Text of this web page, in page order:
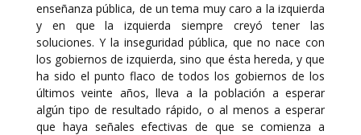
enseñanza pública, de un tema muy caro a la izquierda
y en que la izquierda siempre creyó tener las
soluciones. Y la inseguridad pública, que no nace con
los gobiernos de izquierda, sino que ésta hereda, y que
ha sido el punto flaco de todos los gobiernos de los
últimos veinte años, lleva a la población a esperar
algún tipo de resultado rápido, o al menos a esperar
que haya señales efectivas de que se comienza a